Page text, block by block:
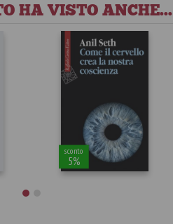
HA VISTO ANCHE...
sconto
5%